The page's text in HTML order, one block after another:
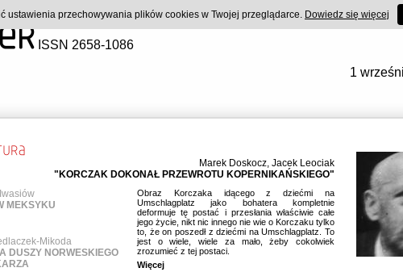
ISSN 2658-1086
1
Marek Doskocz, Jacek Leociak
"KORCZAK DOKONAŁ PRZEWROTU KOPERNIKAŃSKIEGO"
MEKSYKU
Mikoda
DUSZY NORWESKIEGO
Obraz Korczaka idącego z dziećmi na
Umschlagplatz jako bohatera kompletnie
deformuje tę postać i przesłania właściwie całe
jego życie, nikt nic innego nie wie o Korczaku tylko
to, że on poszedł z dziećmi na Umschlagplatz. To
jest o wiele, wiele za mało, żeby cokolwiek
zrozumieć z tej postaci.
Więcej
ustawienia przechowywania plików cookies w Twojej przeglądarce. Dowiedz się więcej